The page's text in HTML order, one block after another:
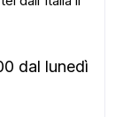
dal lunedì